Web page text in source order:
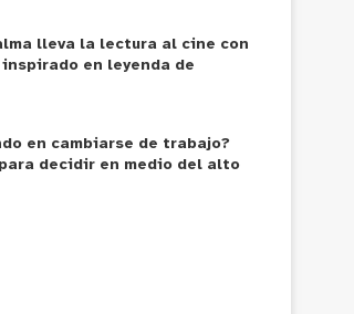
lleva la lectura al cine con
en leyenda de
en cambiarse de trabajo?
decidir en medio del alto